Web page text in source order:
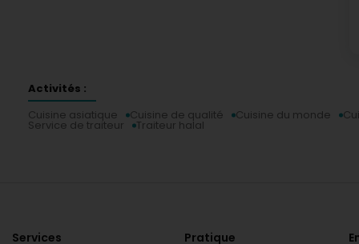
Activités :
Cuisine asiatique
Cuisine de qualité Cuisine du monde
Service de traiteur Traiteur halal
Services Pratique